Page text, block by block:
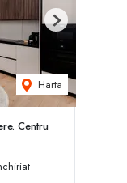
Harta
Next
Centru